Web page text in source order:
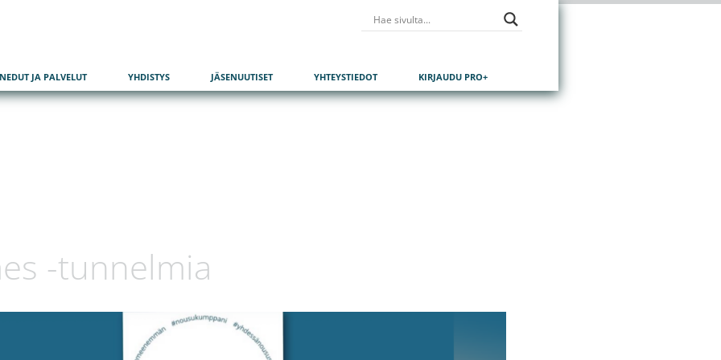
JA PALVELUT YHDISTYS JÄSENUUTISET YHTEYSTIEDOT KIRJAUDU PRO+
-tunnelmia